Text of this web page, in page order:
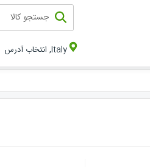
Italy, انتخاب آدرس